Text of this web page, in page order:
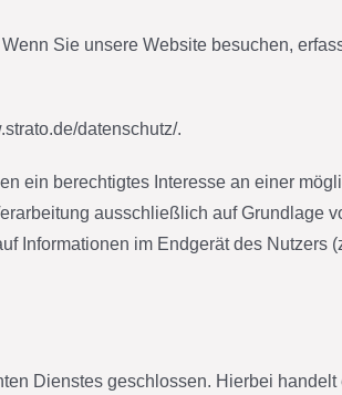
Sie unsere Website besuchen,
datenschutz/.
ein berechtigtes Interesse an einer
ausschließlich auf Grundlage
Informationen im Endgerät des Nutzers
Dienstes geschlossen. Hierbei